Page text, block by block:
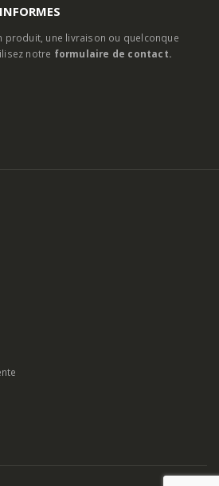
produit, une livraison ou quelconque
notre formulaire de contact.